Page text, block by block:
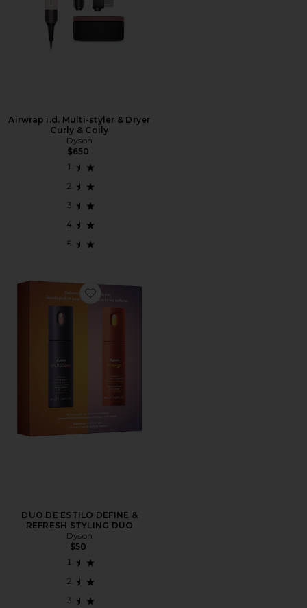
Airwrap i.d. Multi-styler & Dryer
Curly & Coily
Dyson
$650
Favorite DUO DE ESTILO DEFINE & REFRESH
DUO DE ESTILO DEFINE &
REFRESH STYLING DUO
Dyson
$50